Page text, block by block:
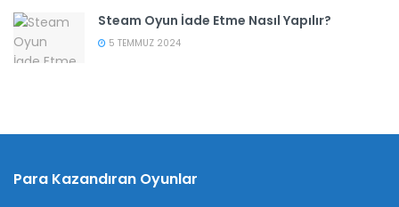
Steam Oyun İade Etme Nasıl Yapılır?
5 TEMMUZ 2024
Para Kazandıran Oyunlar